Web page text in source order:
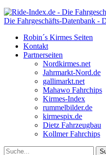
Die Fahrgeschäfts-Datenbank -
Robin´s Kirmes Seiten
Kontakt
Partnerseiten
Nordkirmes.net
Jahrmarkt-Nord.de
gallimarkt.net
Mahawo Fahrchips
Kirmes-Index
rummelbilder.de
kirmespix.de
Dietz Fahrzeugbau
Kollmer Fahrchips